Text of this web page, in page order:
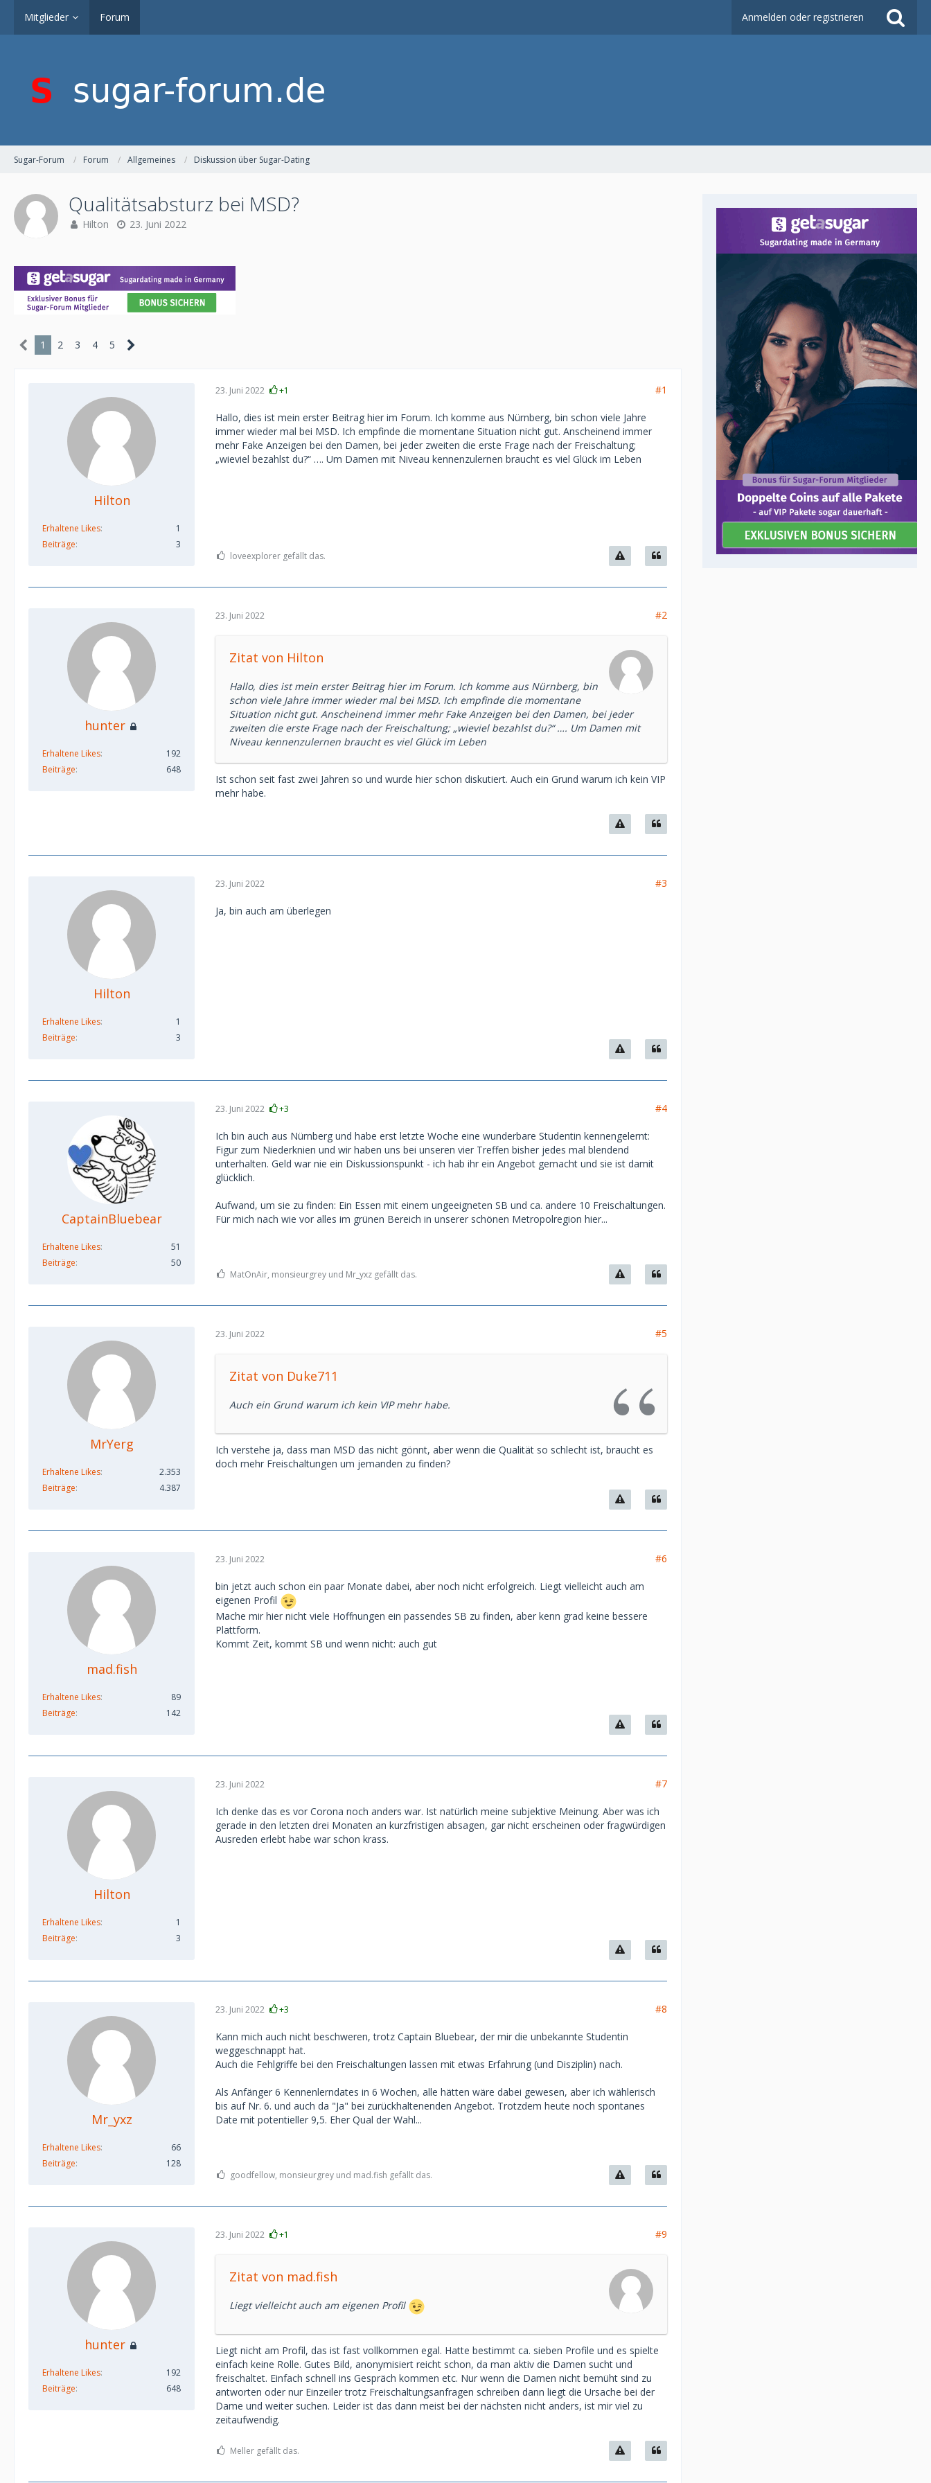
Mitglieder Forum Anmelden oder registrieren
Sugar-Forum Forum Allgemeines Diskussion über Sugar-Dating
Qualitätsabsturz bei MSD?
Hilton 23. Juni 2022
1 2 3 4 5
Hilton
Erhaltene Likes
1
Beiträge
3
23. Juni 2022 +1 #1
Hallo, dies ist mein erster Beitrag hier im Forum. Ich komme aus Nürnberg, bin schon viele Jahre
immer wieder mal bei MSD. Ich empfinde die momentane Situation nicht gut. Anscheinend immer
mehr Fake Anzeigen bei den Damen, bei jeder zweiten die erste Frage nach der Freischaltung;
„wieviel bezahlst du?“ …. Um Damen mit Niveau kennenzulernen braucht es viel Glück im Leben
loveexplorer gefällt das.
hunter
Erhaltene Likes
192
Beiträge
648
23. Juni 2022 #2
Zitat von Hilton
Hallo, dies ist mein erster Beitrag hier im Forum. Ich komme aus Nürnberg, bin
schon viele Jahre immer wieder mal bei MSD. Ich empfinde die momentane
Situation nicht gut. Anscheinend immer mehr Fake Anzeigen bei den Damen, bei jeder
zweiten die erste Frage nach der Freischaltung; „wieviel bezahlst du?“ …. Um Damen mit
Niveau kennenzulernen braucht es viel Glück im Leben
Ist schon seit fast zwei Jahren so und wurde hier schon diskutiert. Auch ein Grund warum ich kein VIP
mehr habe.
Hilton
Erhaltene Likes
1
Beiträge
3
23. Juni 2022 #3
Ja, bin auch am überlegen
CaptainBluebear
Erhaltene Likes
51
Beiträge
50
23. Juni 2022 +3 #4
Ich bin auch aus Nürnberg und habe erst letzte Woche eine wunderbare Studentin kennengelernt:
Figur zum Niederknien und wir haben uns bei unseren vier Treffen bisher jedes mal blendend
unterhalten. Geld war nie ein Diskussionspunkt - ich hab ihr ein Angebot gemacht und sie ist damit
glücklich.
Aufwand, um sie zu finden: Ein Essen mit einem ungeeigneten SB und ca. andere 10 Freischaltungen.
Für mich nach wie vor alles im grünen Bereich in unserer schönen Metropolregion hier...
MatOnAir, monsieurgrey und Mr_yxz gefällt das.
MrYerg
Erhaltene Likes
2.353
Beiträge
4.387
23. Juni 2022 #5
Zitat von Duke711
Auch ein Grund warum ich kein VIP mehr habe.
Ich verstehe ja, dass man MSD das nicht gönnt, aber wenn die Qualität so schlecht ist, braucht es
doch mehr Freischaltungen um jemanden zu finden?
mad.fish
Erhaltene Likes
89
Beiträge
142
23. Juni 2022 #6
bin jetzt auch schon ein paar Monate dabei, aber noch nicht erfolgreich. Liegt vielleicht auch am
eigenen Profil
Mache mir hier nicht viele Hoffnungen ein passendes SB zu finden, aber kenn grad keine bessere
Plattform.
Kommt Zeit, kommt SB und wenn nicht: auch gut
Hilton
Erhaltene Likes
1
Beiträge
3
23. Juni 2022 #7
Ich denke das es vor Corona noch anders war. Ist natürlich meine subjektive Meinung. Aber was ich
gerade in den letzten drei Monaten an kurzfristigen absagen, gar nicht erscheinen oder fragwürdigen
Ausreden erlebt habe war schon krass.
Mr_yxz
Erhaltene Likes
66
Beiträge
128
23. Juni 2022 +3 #8
Kann mich auch nicht beschweren, trotz Captain Bluebear, der mir die unbekannte Studentin
weggeschnappt hat.
Auch die Fehlgriffe bei den Freischaltungen lassen mit etwas Erfahrung (und Disziplin) nach.
Als Anfänger 6 Kennenlerndates in 6 Wochen, alle hätten wäre dabei gewesen, aber ich wählerisch
bis auf Nr. 6. und auch da "Ja" bei zurückhaltenenden Angebot. Trotzdem heute noch spontanes
Date mit potentieller 9,5. Eher Qual der Wahl...
goodfellow, monsieurgrey und mad.fish gefällt das.
hunter
Erhaltene Likes
192
Beiträge
648
23. Juni 2022 +1 #9
Zitat von mad.fish
Liegt vielleicht auch am eigenen Profil
Liegt nicht am Profil, das ist fast vollkommen egal. Hatte bestimmt ca. sieben Profile und es spielte
einfach keine Rolle. Gutes Bild, anonymisiert reicht schon, da man aktiv die Damen sucht und
freischaltet. Einfach schnell ins Gespräch kommen etc. Nur wenn die Damen nicht bemüht sind zu
antworten oder nur Einzeiler trotz Freischaltungsanfragen schreiben dann liegt die Ursache bei der
Dame und weiter suchen. Leider ist das dann meist bei der nächsten nicht anders, ist mir viel zu
zeitaufwendig.
Meller gefällt das.